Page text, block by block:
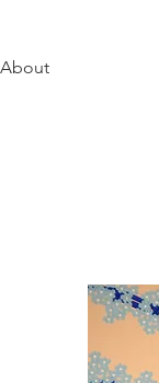
About